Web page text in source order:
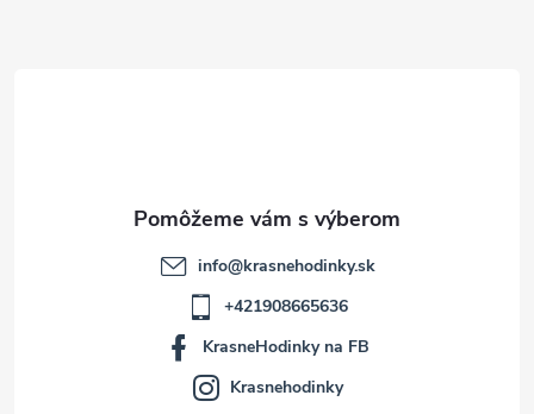
info@krasnehodinky.sk
+421908665636
KrasneHodinky na FB
Krasnehodinky